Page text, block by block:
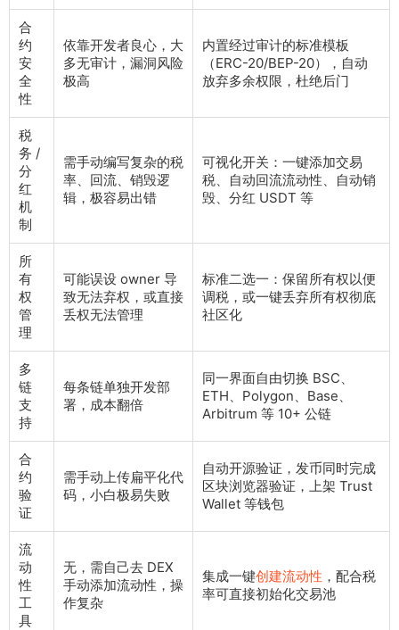
合
约
安
全
性
依靠开发者良心，大
多无审计，漏洞风险
极高
内置经过审计的标准模板
（ERC-20/BEP-20），自动
放弃多余权限，杜绝后门
税
务 /
分
红
机
制
需手动编写复杂的税
率、回流、销毁逻
辑，极容易出错
可视化开关：一键添加交易
税、自动回流流动性、自动销
毁、分红 USDT 等
所
有
权
管
理
可能误设 owner 导
致无法弃权，或直接
丢权无法管理
标准二选一：保留所有权以便
调税，或一键丢弃所有权彻底
社区化
多
链
支
持
每条链单独开发部
署，成本翻倍
同一界面自由切换 BSC、
ETH、Polygon、Base、
Arbitrum 等 10+ 公链
合
约
验
证
需手动上传扁平化代
码，小白极易失败
自动开源验证，发币同时完成
区块浏览器验证，上架 Trust
Wallet 等钱包
流
动
性
工
具
无，需自己去 DEX
手动添加流动性，操
作复杂
集成一键创建流动性 ，配合税
率可直接初始化交易池